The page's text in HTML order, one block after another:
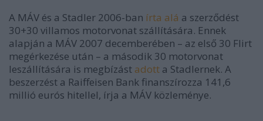
A MÁV és a Stadler 2006-ban írta alá a szerződést
30+30 villamos motorvonat szállítására. Ennek
alapján a MÁV 2007 decemberében – az első 30 Flirt
megérkezése után – a második 30 motorvonat
leszállítására is megbízást adott a Stadlernek. A
beszerzést a Raiffeisen Bank finanszírozza 141,6
millió eurós hitellel, írja a MÁV közleménye.